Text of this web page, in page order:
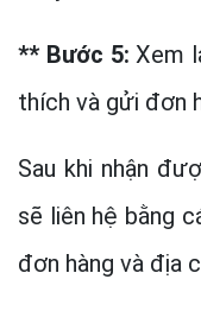
** Bước 5: Xem
thích và gửi đơn
Sau khi nhận
sẽ liên hệ bằng
đơn hàng và địa